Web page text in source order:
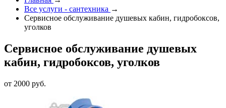
Все услуги - cантехника →
Сервисное обслуживание душевых кабин, гидробоксов,
уголков
Сервисное обслуживание душевых
кабин, гидробоксов, уголков
от 2000 руб.